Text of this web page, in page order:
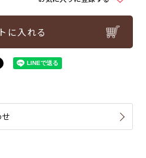
に入れる